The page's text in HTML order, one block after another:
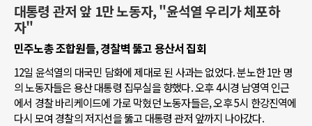
대통령 관저 앞 1만 노동자, "윤석열 우리가 체포하
자"
민주노총 조합원들, 경찰벽 뚫고 용산서 집회
12일 윤석열의 대국민 담화에 제대로 된 사과는 없었다. 분노한 1만 명
의 노동자들은 용산 대통령 집무실을 향했다. 오후 4시경 남영역 인근
에서 경찰 바리케이드에 가로 막혔던 노동자들은, 오후 5시 한강진역에
다시 모여 경찰의 저지선을 뚫고 대통령 관저 앞까지 나아갔다.